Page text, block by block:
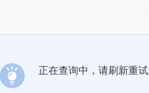
正在查询中，请刷新重试